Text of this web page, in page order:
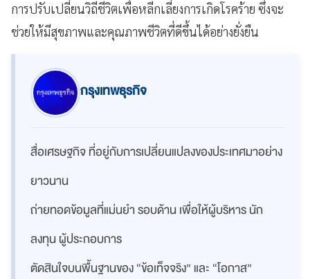
การปรับเปลี่ยนวิถีชีวิตเพื่อหลีกเลี่ยงการเกิดโรคร้าย ซึ่งจะ
ช่วยให้มีสุขภาพและคุณภาพชีวิตที่ดีขึ้นได้อย่างยั่งยืน
กรุงเทพธุรกิจ
สื่อเศรษฐกิจ ที่อยู่กับการเปลี่ยนแปลงของประเทศมาอย่าง
ยาวนาน
ถ่ายทอดข้อมูลที่แม่นยำ รอบด้าน เพื่อให้ผู้บริหาร นัก
ลงทุน ผู้ประกอบการ
ตัดสินใจบนพื้นฐานของ “ข้อเท็จจริง” และ “โอกาส”